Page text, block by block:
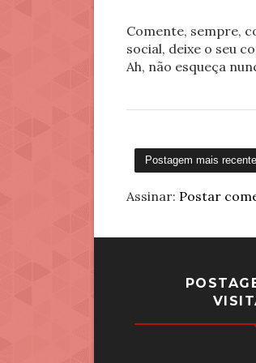
Comente, sempre,
social, deixe o seu
Ah, não esqueça
Postagem mais recente
Assinar: Postar